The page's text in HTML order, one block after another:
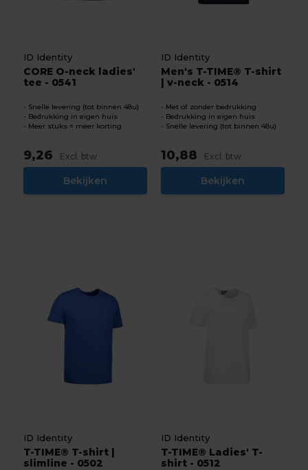
ID Identity
CORE O-neck ladies'
tee - 0541
Snelle levering (tot binnen 48u)
Bedrukking in eigen huis
Meer stuks = meer korting
9,26 Excl. btw
Bekijken
ID Identity
Men's T-TIME® T-shirt
| v-neck - 0514
Met of zonder bedrukking
Bedrukking in eigen huis
Snelle levering (tot binnen 48u)
10,88 Excl. btw
Bekijken
ID Identity
T-TIME® T-shirt |
slimline - 0502
ID Identity
T-TIME® Ladies' T-
shirt - 0512